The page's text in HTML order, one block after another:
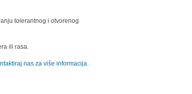
tolerantnog i otvorenog
ili rasa.
nas za više informacija.